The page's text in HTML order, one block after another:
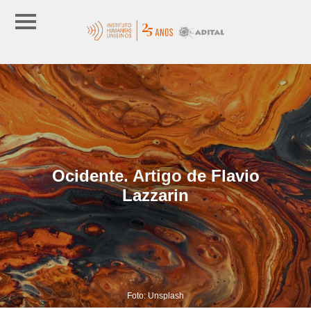
Ocidente. Artigo de Flavio
Lazzarin
Foto: Unsplash